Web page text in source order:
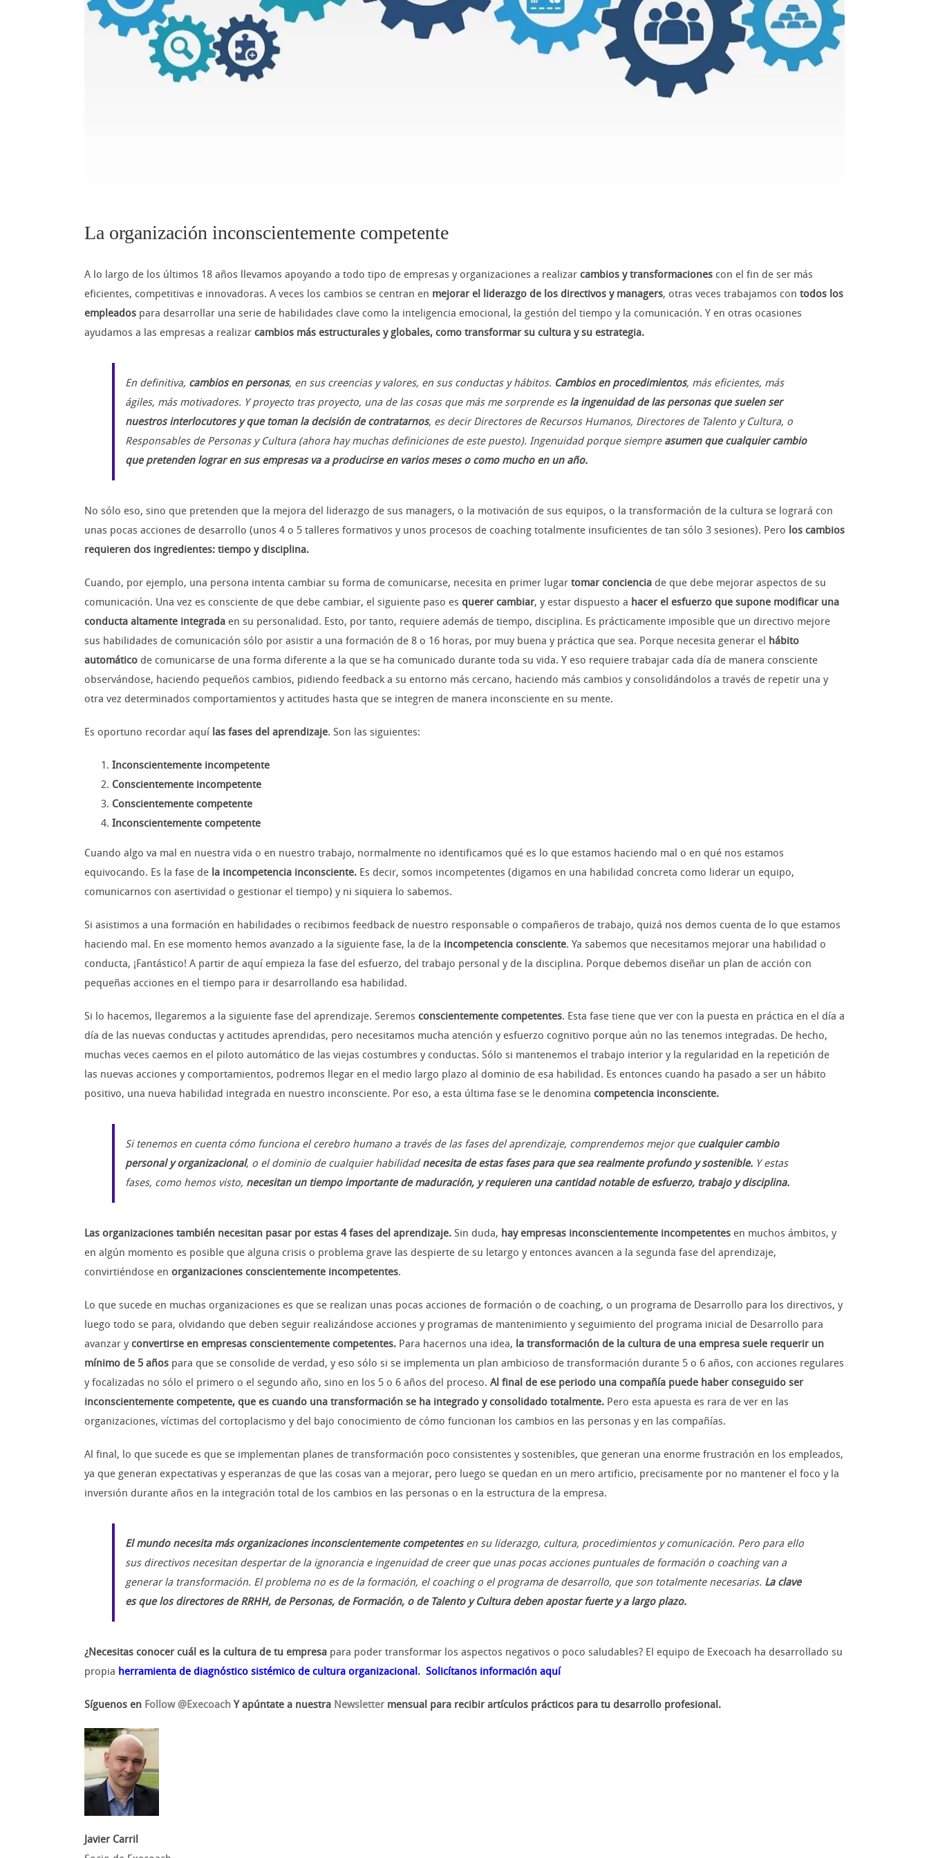
La organización inconscientemente competente
A lo largo de los últimos 18 años llevamos apoyando a todo tipo de empresas y organizaciones a realizar cambios y transformaciones con el fin de ser más
eficientes, competitivas e innovadoras. A veces los cambios se centran en mejorar el liderazgo de los directivos y managers, otras veces trabajamos con todos los
empleados para desarrollar una serie de habilidades clave como la inteligencia emocional, la gestión del tiempo y la comunicación. Y en otras ocasiones
ayudamos a las empresas a realizar cambios más estructurales y globales, como transformar su cultura y su estrategia.
En definitiva, cambios en personas, en sus creencias y valores, en sus conductas y hábitos. Cambios en procedimientos, más eficientes, más
ágiles, más motivadores. Y proyecto tras proyecto, una de las cosas que más me sorprende es la ingenuidad de las personas que suelen ser
nuestros interlocutores y que toman la decisión de contratarnos, es decir Directores de Recursos Humanos, Directores de Talento y Cultura, o
Responsables de Personas y Cultura (ahora hay muchas definiciones de este puesto). Ingenuidad porque siempre asumen que cualquier cambio
que pretenden lograr en sus empresas va a producirse en varios meses o como mucho en un año.
No sólo eso, sino que pretenden que la mejora del liderazgo de sus managers, o la motivación de sus equipos, o la transformación de la cultura se logrará con
unas pocas acciones de desarrollo (unos 4 o 5 talleres formativos y unos procesos de coaching totalmente insuficientes de tan sólo 3 sesiones). Pero los cambios
requieren dos ingredientes: tiempo y disciplina.
Cuando, por ejemplo, una persona intenta cambiar su forma de comunicarse, necesita en primer lugar tomar conciencia de que debe mejorar aspectos de su
comunicación. Una vez es consciente de que debe cambiar, el siguiente paso es querer cambiar, y estar dispuesto a hacer el esfuerzo que supone modificar una
conducta altamente integrada en su personalidad. Esto, por tanto, requiere además de tiempo, disciplina. Es prácticamente imposible que un directivo mejore
sus habilidades de comunicación sólo por asistir a una formación de 8 o 16 horas, por muy buena y práctica que sea. Porque necesita generar el hábito
automático de comunicarse de una forma diferente a la que se ha comunicado durante toda su vida. Y eso requiere trabajar cada día de manera consciente
observándose, haciendo pequeños cambios, pidiendo feedback a su entorno más cercano, haciendo más cambios y consolidándolos a través de repetir una y
otra vez determinados comportamientos y actitudes hasta que se integren de manera inconsciente en su mente.
Es oportuno recordar aquí las fases del aprendizaje. Son las siguientes:
Inconscientemente incompetente
Conscientemente incompetente
Conscientemente competente
Inconscientemente competente
Cuando algo va mal en nuestra vida o en nuestro trabajo, normalmente no identificamos qué es lo que estamos haciendo mal o en qué nos estamos
equivocando. Es la fase de la incompetencia inconsciente. Es decir, somos incompetentes (digamos en una habilidad concreta como liderar un equipo,
comunicarnos con asertividad o gestionar el tiempo) y ni siquiera lo sabemos.
Si asistimos a una formación en habilidades o recibimos feedback de nuestro responsable o compañeros de trabajo, quizá nos demos cuenta de lo que estamos
haciendo mal. En ese momento hemos avanzado a la siguiente fase, la de la incompetencia consciente. Ya sabemos que necesitamos mejorar una habilidad o
conducta, ¡Fantástico! A partir de aquí empieza la fase del esfuerzo, del trabajo personal y de la disciplina. Porque debemos diseñar un plan de acción con
pequeñas acciones en el tiempo para ir desarrollando esa habilidad.
Si lo hacemos, llegaremos a la siguiente fase del aprendizaje. Seremos conscientemente competentes. Esta fase tiene que ver con la puesta en práctica en el día a
día de las nuevas conductas y actitudes aprendidas, pero necesitamos mucha atención y esfuerzo cognitivo porque aún no las tenemos integradas. De hecho,
muchas veces caemos en el piloto automático de las viejas costumbres y conductas. Sólo si mantenemos el trabajo interior y la regularidad en la repetición de
las nuevas acciones y comportamientos, podremos llegar en el medio largo plazo al dominio de esa habilidad. Es entonces cuando ha pasado a ser un hábito
positivo, una nueva habilidad integrada en nuestro inconsciente. Por eso, a esta última fase se le denomina competencia inconsciente.
Si tenemos en cuenta cómo funciona el cerebro humano a través de las fases del aprendizaje, comprendemos mejor que cualquier cambio
personal y organizacional, o el dominio de cualquier habilidadnecesita de estas fases para que sea realmente profundo y sostenible. Y estas
fases, como hemos visto, necesitan un tiempo importante de maduración, y requieren una cantidad notable de esfuerzo, trabajo y disciplina.
Las organizaciones también necesitan pasar por estas 4 fases del aprendizaje. Sin duda, hay empresas inconscientemente incompetentes en muchos ámbitos, y
en algún momento es posible que alguna crisis o problema grave las despierte de su letargo y entonces avancen a la segunda fase del aprendizaje,
convirtiéndose en organizaciones conscientemente incompetentes.
Lo que sucede en muchas organizaciones es que se realizan unas pocas acciones de formación o de coaching, o un programa de Desarrollo para los directivos, y
luego todo se para, olvidando que deben seguir realizándose acciones y programas de mantenimiento y seguimiento del programa inicial de Desarrollo para
avanzar y convertirse en empresas conscientemente competentes. Para hacernos una idea, la transformación de la cultura de una empresa suele requerir un
mínimo de 5 años para que se consolide de verdad, y eso sólo si se implementa un plan ambicioso de transformación durante 5 o 6 años, con acciones regulares
y focalizadas no sólo el primero o el segundo año, sino en los 5 o 6 años del proceso. Al final de ese periodo una compañía puede haber conseguido ser
inconscientemente competente, que es cuando una transformación se ha integrado y consolidado totalmente. Pero esta apuesta es rara de ver en las
organizaciones, víctimas del cortoplacismo y del bajo conocimiento de cómo funcionan los cambios en las personas y en las compañías.
Al final, lo que sucede es que se implementan planes de transformación poco consistentes y sostenibles, que generan una enorme frustración en los empleados,
ya que generan expectativas y esperanzas de que las cosas van a mejorar, pero luego se quedan en un mero artificio, precisamente por no mantener el foco y la
inversión durante años en la integración total de los cambios en las personas o en la estructura de la empresa.
El mundo necesita más organizaciones inconscientemente competentesen su liderazgo, cultura, procedimientos y comunicación. Pero para ello
sus directivos necesitan despertar de la ignorancia e ingenuidad de creer que unas pocas acciones puntuales de formación o coaching van a
generar la transformación. El problema no es de la formación, el coaching o el programa de desarrollo, que son totalmente necesarias. La clave
es que los directores de RRHH, de Personas, de Formación, o de Talento y Cultura deben apostar fuerte y a largo plazo.
¿Necesitas conocer cuál es la cultura de tu empresa para poder transformar los aspectos negativos o poco saludables? El equipo de Execoach ha desarrollado su
propia herramienta de diagnóstico sistémico de cultura organizacional . Solicítanos información aquí
Síguenos en Follow @Execoach Y apúntate a nuestra Newslettermensual para recibir artículos prácticos para tu desarrollo profesional.
Javier Carril